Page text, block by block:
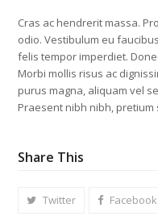
Cras ac hendrerit massa.
odio. Vestibulum eu
felis tempor imperdiet.
Morbi mollis risus ac
purus magna, aliquam vel
Praesent nibh nibh, pretium
Share This
Twitter Facebook